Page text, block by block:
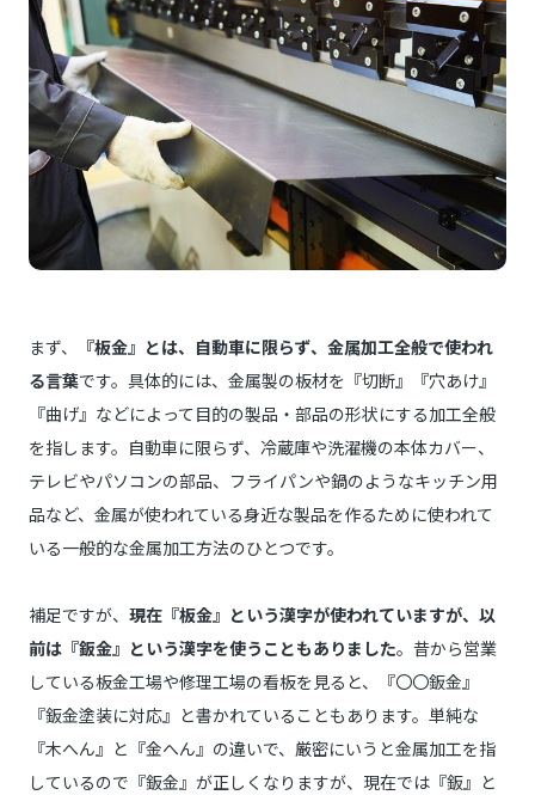
まず、
『板金』とは、自動車に限らず、金属加工全般で使われ
る言葉です。具体的には、金属製の板材を『切断』『穴あけ』
『曲げ』などによって目的の製品・部品の形状にする加工全般
を指します。自動車に限らず、冷蔵庫や洗濯機の本体カバー、
テレビやパソコンの部品、フライパンや鍋のようなキッチン用
品など、金属が使われている身近な製品を作るために使われて
いる一般的な金属加工方法のひとつです。
補足ですが、 現在『板金』という漢字が使われていますが、以
前は『鈑金』という漢字を使うこともありました。昔から営業
している板金工場や修理工場の看板を見ると、『〇〇鈑金』
『鈑金塗装に対応』と書かれていることもあります。単純な
『木へん』と『金へん』の違いで、厳密にいうと金属加工を指
しているので『鈑金』が正しくなりますが、現在では『鈑』と